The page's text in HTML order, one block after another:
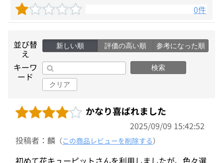
0件
並び替
え
新しい順 評価の高い順 参考になった順
キーワ
ード
検索
クリア
かなり喜ばれました
2025/09/09 15:42:52
投稿者：麟 （この商品レビューを削除する）
初めて花キューピットさんを利用しましたが、色々選